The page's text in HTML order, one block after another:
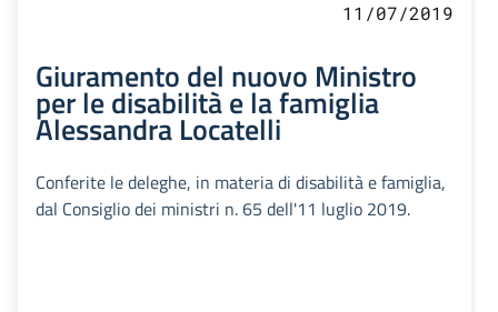
11/07/2019
Giuramento del nuovo Ministro
per le disabilità e la famiglia
Alessandra Locatelli
Conferite le deleghe, in materia di disabilità e famiglia,
dal Consiglio dei ministri n. 65 dell'11 luglio 2019.